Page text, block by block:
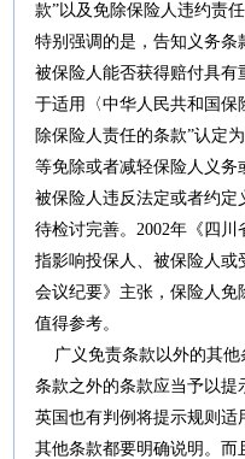
款”以及免除保险人违约责
特别强调的是，告知义务
被保险人能否获得赔付具有
于适用〈中华人民共和国保
除保险人责任的条款”认定
等免除或者减轻保险人义务
被保险人违反法定或者约定
待检讨完善。2002年《四
指影响投保人、被保险人或
会议纪要》主张，保险人
值得参考。
广义免责条款以外的其他
条款之外的条款应当予以提
英国也有判例将提示规则
其他条款都要明确说明。